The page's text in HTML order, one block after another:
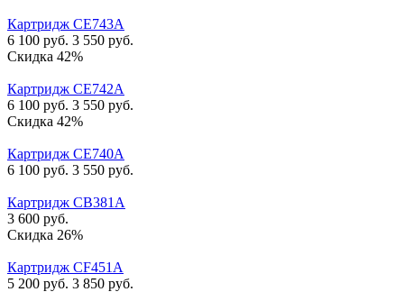
Картридж CE743A
6 100 руб. 3 550 руб.
Скидка 42%
Картридж CE742A
6 100 руб. 3 550 руб.
Скидка 42%
Картридж CE740A
6 100 руб. 3 550 руб.
Картридж CB381A
3 600 руб.
Скидка 26%
Картридж CF451A
5 200 руб. 3 850 руб.